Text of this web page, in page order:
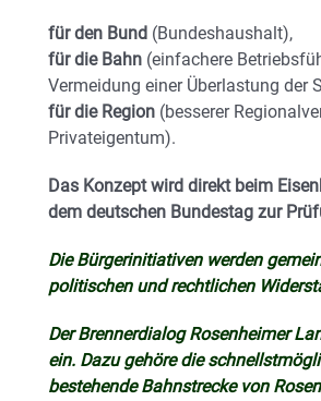
für den Bund (Bundeshaushalt),
für die Bahn (einfachere
Vermeidung einer Überlastung der
für die Region (besserer
Privateigentum).
Das Konzept wird direkt beim
dem deutschen Bundestag zur
Die Bürgerinitiativen werden
politischen und rechtlichen
Der Brennerdialog Rosenheimer
ein. Dazu gehöre die
bestehende Bahnstrecke von